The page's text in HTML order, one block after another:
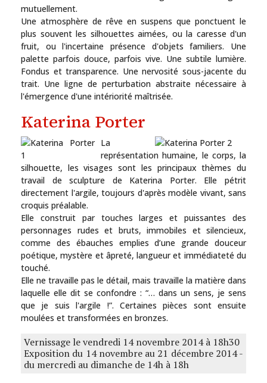
mutuellement.
Une atmosphère de rêve en suspens que ponctuent le
plus souvent les silhouettes aimées, ou la caresse d'un
fruit, ou l'incertaine présence d'objets familiers. Une
palette parfois douce, parfois vive. Une subtile lumière.
Fondus et transparence. Une nervosité sous-jacente du
trait. Une ligne de perturbation abstraite nécessaire à
l'émergence d'une intériorité maîtrisée.
Katerina Porter
La
représentation humaine, le corps, la
silhouette, les visages sont les principaux thèmes du
travail de sculpture de Katerina Porter. Elle pétrit
directement l'argile, toujours d'après modèle vivant, sans
croquis préalable.
Elle construit par touches larges et puissantes des
personnages rudes et bruts, immobiles et silencieux,
comme des ébauches emplies d’une grande douceur
poétique, mystère et âpreté, langueur et immédiateté du
touché.
Elle ne travaille pas le détail, mais travaille la matière dans
laquelle elle dit se confondre : “… dans un sens, je sens
que je suis l'argile !”. Certaines pièces sont ensuite
moulées et transformées en bronzes.
Vernissage le vendredi 14 novembre 2014 à 18h30
Exposition du 14 novembre au 21 décembre 2014 -
du mercredi au dimanche de 14h à 18h